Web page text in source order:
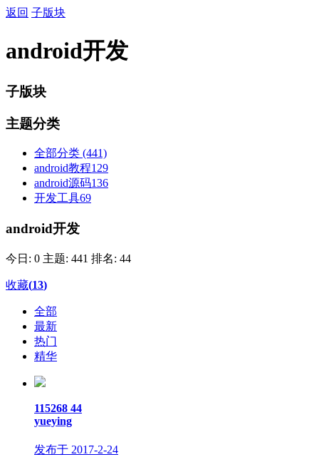
返回 子版块
android开发
子版块
主题分类
全部分类 (441)
android教程129
android源码136
开发工具69
android开发
今日: 0 主题: 441 排名: 44
收藏(13)
全部
最新
热门
精华
115268 44
yueying
发布于 2017-2-24